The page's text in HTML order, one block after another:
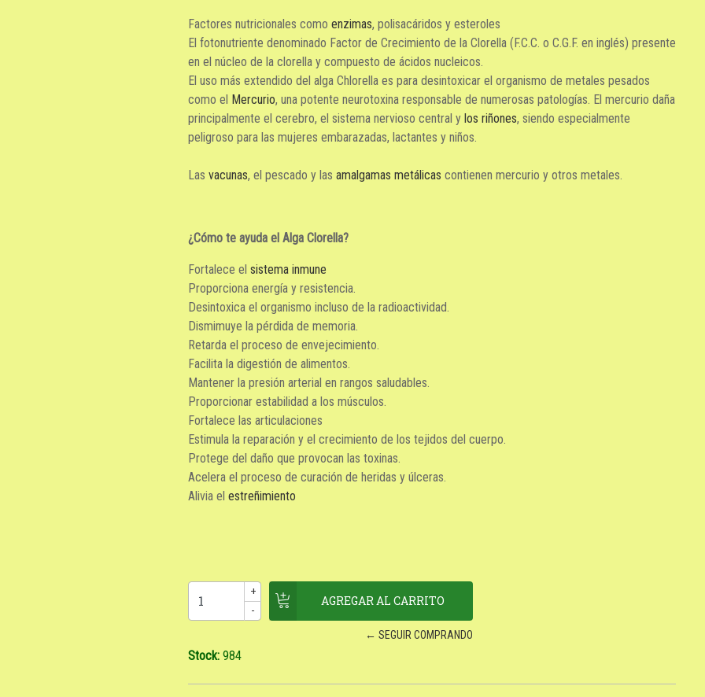
Factores nutricionales como enzimas, polisacáridos y esteroles
El fotonutriente denominado Factor de Crecimiento de la Clorella (F.C.C. o C.G.F. en inglés) presente
en el núcleo de la clorella y compuesto de ácidos nucleicos.
El uso más extendido del alga Chlorella es para desintoxicar el organismo de metales pesados
como el Mercurio, una potente neurotoxina responsable de numerosas patologías. El mercurio daña
principalmente el cerebro, el sistema nervioso central y los riñones, siendo especialmente
peligroso para las mujeres embarazadas, lactantes y niños.
Las vacunas, el pescado y las amalgamas metálicas contienen mercurio y otros metales.
¿Cómo te ayuda el Alga Clorella?
Fortalece el sistema inmune
Proporciona energía y resistencia.
Desintoxica el organismo incluso de la radioactividad.
Dismimuye la pérdida de memoria.
Retarda el proceso de envejecimiento.
Facilita la digestión de alimentos.
Mantener la presión arterial en rangos saludables.
Proporcionar estabilidad a los músculos.
Fortalece las articulaciones
Estimula la reparación y el crecimiento de los tejidos del cuerpo.
Protege del daño que provocan las toxinas.
Acelera el proceso de curación de heridas y úlceras.
Alivia el estreñimiento
+
-
← SEGUIR COMPRANDO
Stock: 984